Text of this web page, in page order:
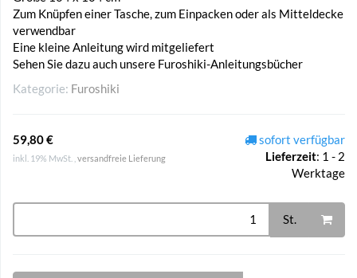
Zum Knüpfen einer Tasche, zum Einpacken oder als Mitteldecke
verwendbar
Eine kleine Anleitung wird mitgeliefert
Sehen Sie dazu auch unsere Furoshiki-Anleitungsbücher
Kategorie: Furoshiki
59,80 €
inkl. 19% MwSt. , versandfreie Lieferung
sofort verfügbar
Lieferzeit: 1 - 2
Werktage
St.